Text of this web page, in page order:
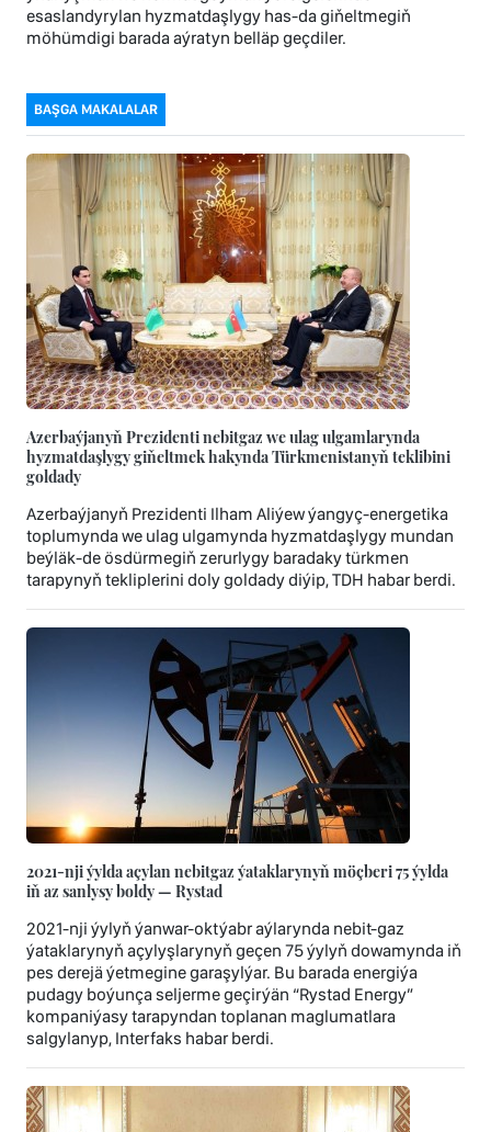
esaslandyrylan hyzmatdaşlygy has-da giňeltmegiň
möhümdigi barada aýratyn belläp geçdiler.
BAŞGA MAKALALAR
Azerbaýjanyň Prezidenti nebitgaz we ulag ulgamlarynda
hyzmatdaşlygy giňeltmek hakynda Türkmenistanyň teklibini
goldady
Azerbaýjanyň Prezidenti Ilham Aliýew ýangyç-energetika
toplumynda we ulag ulgamynda hyzmatdaşlygy mundan
beýläk-de ösdürmegiň zerurlygy baradaky türkmen
tarapynyň tekliplerini doly goldady diýip, TDH habar berdi.
2021-nji ýylda açylan nebitgaz ýataklarynyň möçberi 75 ýylda
iň az sanlysy boldy — Rystad
2021-nji ýylyň ýanwar-oktýabr aýlarynda nebit-gaz
ýataklarynyň açylyşlarynyň geçen 75 ýylyň dowamynda iň
pes derejä ýetmegine garaşylýar. Bu barada energiýa
pudagy boýunça seljerme geçirýän “Rystad Energy”
kompaniýasy tarapyndan toplanan maglumatlara
salgylanyp, Interfaks habar berdi.